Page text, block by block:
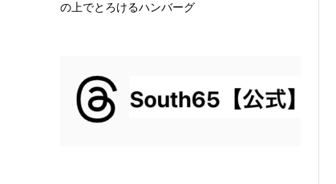
の上でとろけるハンバーグ